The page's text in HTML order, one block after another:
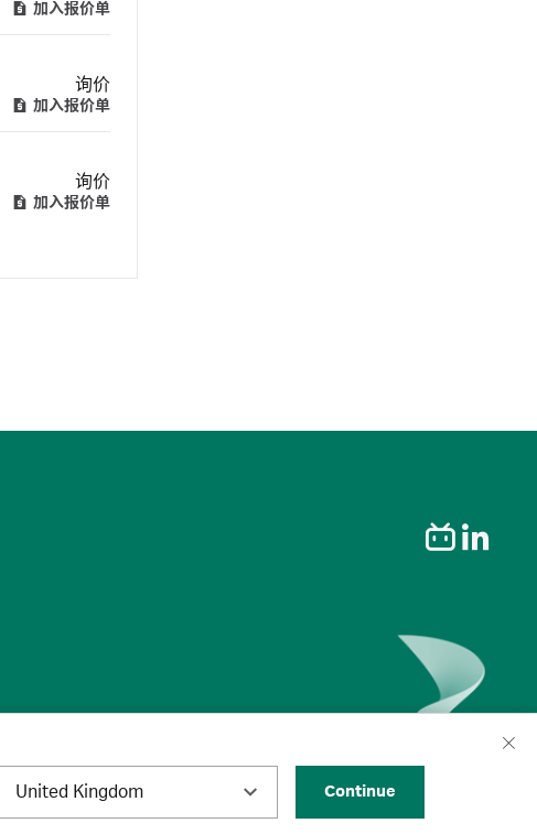
United Kingdom Continue
加入报价单
询价
加入报价单
询价
加入报价单